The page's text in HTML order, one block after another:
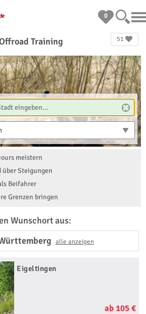
0
51
Training
meistern
über Steigungen
Beifahrer
Grenzen bringen
Wunschort aus:
alle anzeigen
Eigeltingen
ab 105 €